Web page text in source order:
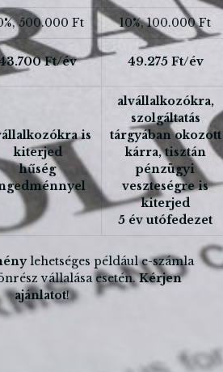
500.000 Ft 10%, 100.000 Ft
Ft/év 49.275 Ft/év
is
kiterjed
hűség
alvállalkozókra,
szolgáltatás
tárgyában okozott
kárra, tisztán
pénzügyi
veszteségre is
kiterjed
5 év utófedezet
lehetséges például e-számla
vállalása esetén.Kérjen
ajánlatot!